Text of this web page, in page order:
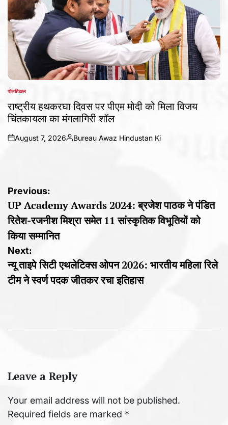
POSTED
पोलटिकल
राष्ट्रीय हथकरघा दिवस पर पीएम मोदी को मिला विजय
चिंतकायला का मंगलागिरी शॉल
on
August 7, 2026
Posted
Bureau Awaz Hindustan Ki
Post
navigation
Previous:
UP Academy Awards 2024: ब्रजेश पाठक ने पंडित
रितेश-रजनीश मिश्रा समेत 11 सांस्कृतिक विभूतियों को
किया सम्मानित
Next:
न्यू ताइपे सिटी एथलेटिक्स ओपन 2026: भारतीय महिला रिले
टीम ने स्वर्ण पदक जीतकर रचा इतिहास
Leave a Reply
Your email address will not be published.
Required fields are marked *